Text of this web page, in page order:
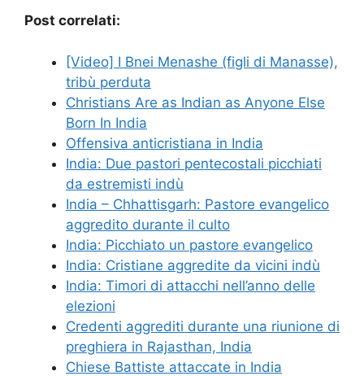
Post correlati:
[Video] I Bnei Menashe (figli di Manasse),
tribù perduta
Christians Are as Indian as Anyone Else
Born In India
Offensiva anticristiana in India
India: Due pastori pentecostali picchiati
da estremisti indù
India – Chhattisgarh: Pastore evangelico
aggredito durante il culto
India: Picchiato un pastore evangelico
India: Cristiane aggredite da vicini indù
India: Timori di attacchi nell’anno delle
elezioni
Credenti aggrediti durante una riunione di
preghiera in Rajasthan, India
Chiese Battiste attaccate in India